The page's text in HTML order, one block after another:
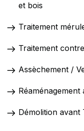
et bois
Traitement
Traitement
Assèchement /
Démolition avant